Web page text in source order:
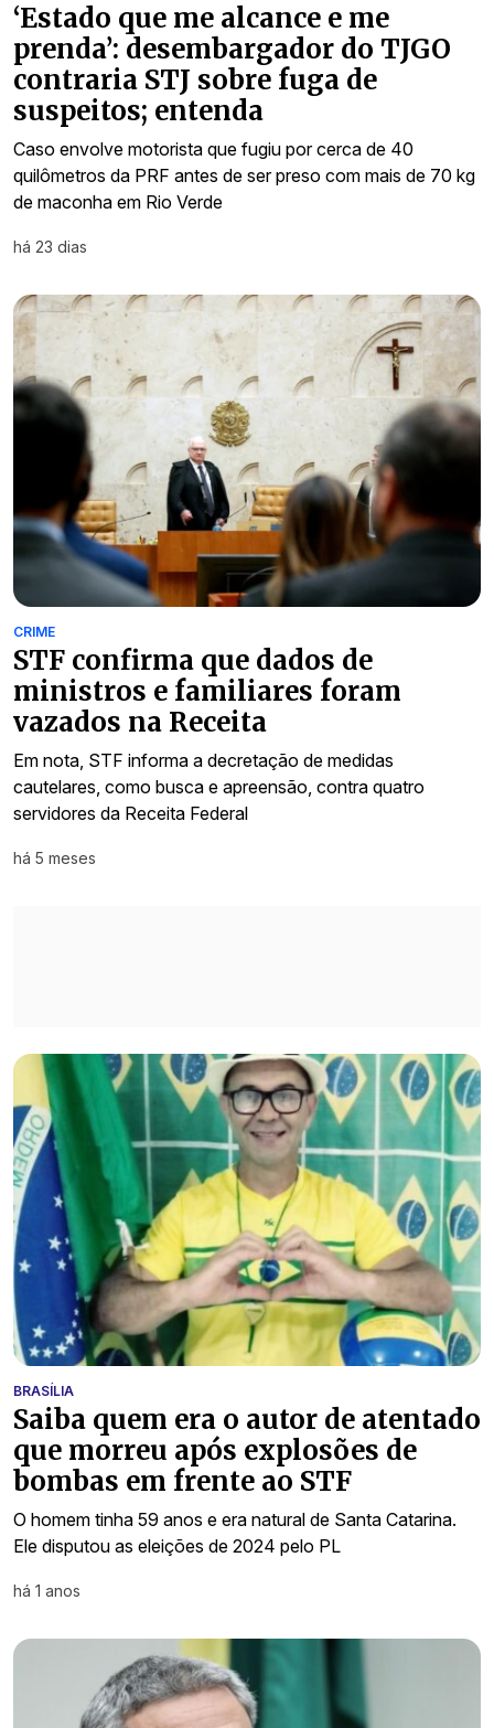
‘Estado que me alcance e me
prenda’: desembargador do TJGO
contraria STJ sobre fuga de
suspeitos; entenda
Caso envolve motorista que fugiu por cerca de 40
quilômetros da PRF antes de ser preso com mais de 70 kg
de maconha em Rio Verde
há 23 dias
CRIME
STF confirma que dados de
ministros e familiares foram
vazados na Receita
Em nota, STF informa a decretação de medidas
cautelares, como busca e apreensão, contra quatro
servidores da Receita Federal
há 5 meses
BRASÍLIA
Saiba quem era o autor de atentado
que morreu após explosões de
bombas em frente ao STF
O homem tinha 59 anos e era natural de Santa Catarina.
Ele disputou as eleições de 2024 pelo PL
há 1 anos